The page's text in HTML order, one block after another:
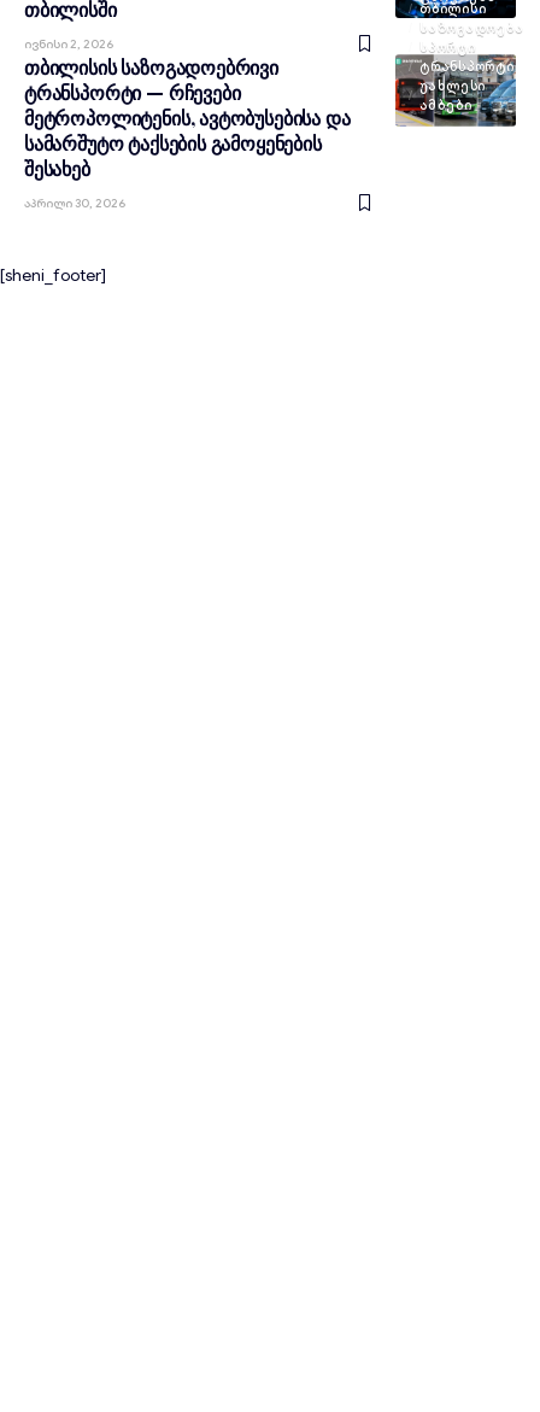
თბილისში
Ივნისი 2, 2026
ᲗᲑᲘᲚᲘᲡᲘ
ᲡᲐᲖᲝᲒᲐᲓᲝᲔᲑᲐ
ᲡᲞᲝᲠᲢᲘ
ᲢᲠᲐᲜᲡᲞᲝᲠᲢᲘ
ᲣᲐᲮᲚᲔᲡᲘ
ᲐᲛᲑᲔᲑᲘ
თბილისის საზოგადოებრივი
ტრანსპორტი — რჩევები
მეტროპოლიტენის, ავტობუსებისა და
სამარშუტო ტაქსების გამოყენების
შესახებ
Აპრილი 30, 2026
[sheni_footer]